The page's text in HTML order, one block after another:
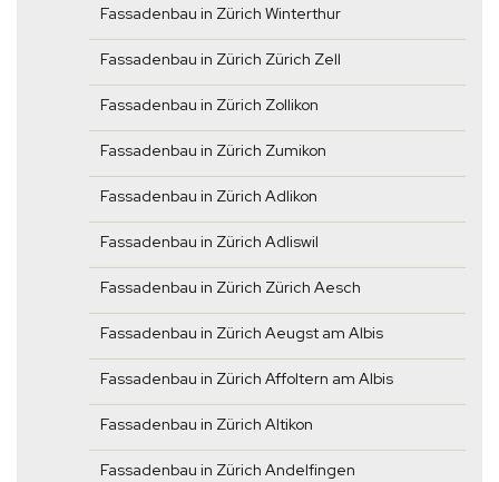
Fassadenbau in Zürich Winterthur
Fassadenbau in Zürich Zürich Zell
Fassadenbau in Zürich Zollikon
Fassadenbau in Zürich Zumikon
Fassadenbau in Zürich Adlikon
Fassadenbau in Zürich Adliswil
Fassadenbau in Zürich Zürich Aesch
Fassadenbau in Zürich Aeugst am Albis
Fassadenbau in Zürich Affoltern am Albis
Fassadenbau in Zürich Altikon
Fassadenbau in Zürich Andelfingen